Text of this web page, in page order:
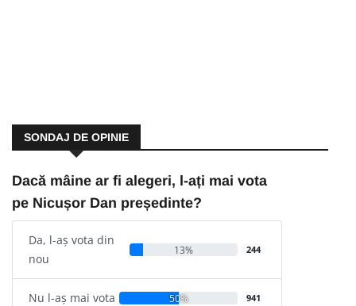
SONDAJ DE OPINIE
Dacă mâine ar fi alegeri, l-ați mai vota
pe Nicușor Dan președinte?
Da, l-aș vota din
nou
13% 244
Nu l-aș mai vota 50% 941